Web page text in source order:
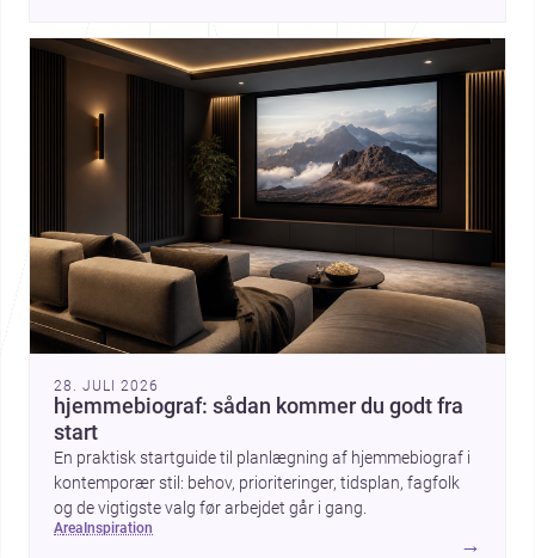
28. JULI 2026
hjemmebiograf: sådan kommer du godt fra
start
En praktisk startguide til planlægning af hjemmebiograf i
kontemporær stil: behov, prioriteringer, tidsplan, fagfolk
og de vigtigste valg før arbejdet går i gang.
area inspiration
→